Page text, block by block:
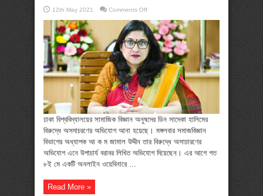
12th May 2021 Comments Offon
বিশ্ববিদ্যালয়ের
ড.
সাদেকা
হালিমের
বিরুদ্ধে
অসদাচরণের
অভিযোগ
ঢাকা বিশ্ববিদ্যালয়ের সামাজিক বিজ্ঞান অনুষদের ডিন সাদেকা হালিমের
বিরুদ্ধে অসদাচরণের অভিযোগ আনা হয়েছে। মঙ্গলবার সমাজবিজ্ঞান
বিভাগের অধ্যাপক আ ক ম জামাল উদ্দীন তার বিরুদ্ধে অসাচারণের
অভিযোগ এনে উপাচার্য বরাবর লিখিত অভিযোগ দিয়েছেন। এর আগে গত
৮ই মে একটি অনলাইন ওয়েবিনারে ...
Read More »